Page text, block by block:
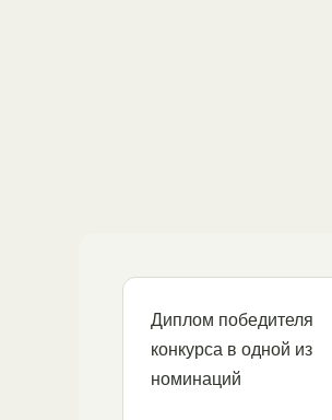
Диплом победителя
конкурса в одной из
номинаций